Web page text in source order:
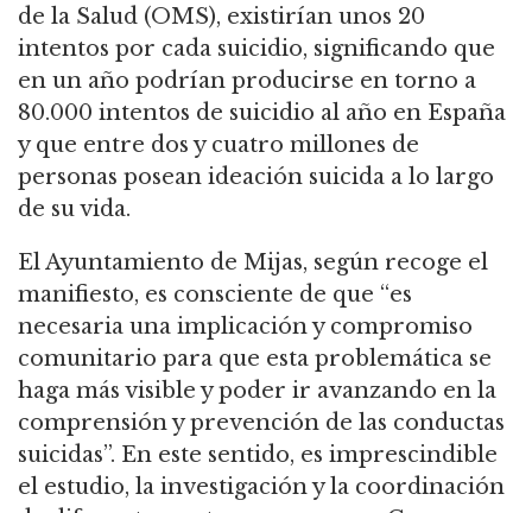
de la Salud (OMS), existirían unos 20
intentos por cada suicidio, significando que
en un año podrían producirse en torno a
80.000 intentos de suicidio al año en España
y que entre dos y cuatro millones de
personas posean ideación suicida a lo largo
de su vida.
El Ayuntamiento de Mijas, según recoge el
manifiesto, es consciente de que “es
necesaria una implicación y compromiso
comunitario para que esta problemática se
haga más visible y poder ir avanzando en la
comprensión y prevención de las conductas
suicidas”. En este sentido, es imprescindible
el estudio, la investigación y la coordinación